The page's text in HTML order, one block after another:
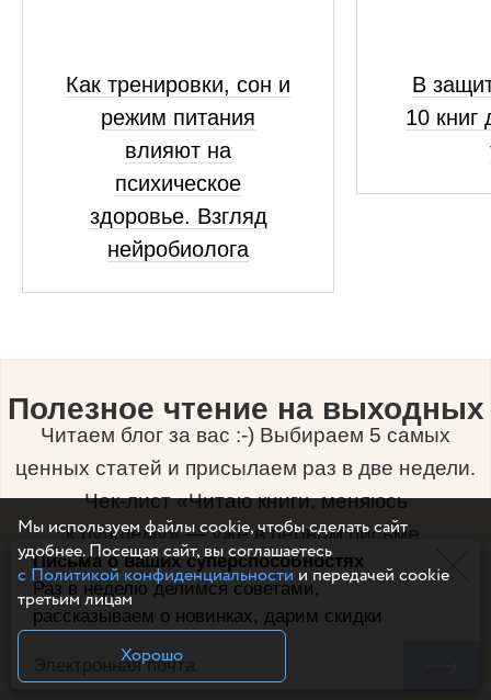
Письма о ваших суперспособностях
Раз в неделю делимся советами,
рассказываем о новинках, дарим скидки
Как тренировки, сон и
режим питания
влияют на
психическое
здоровье. Взгляд
нейробиолога
В
10 книг
Полезное чтение на выходных
Читаем блог за вас :-) Выбираем 5 самых
ценных статей и присылаем раз в две недели.
Чек-лист «Читаю книги, меняюсь
к лучшему» — уже в первом письме.
Мы используем файлы cookie, чтобы сделать сайт
удобнее. Посещая сайт, вы соглашаетесь
с Политикой конфиденциальностии передачей cookie
третьим лицам
Хорошо